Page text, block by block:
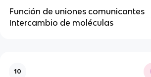
Función de uniones comunicantes
Intercambio de moléculas
10